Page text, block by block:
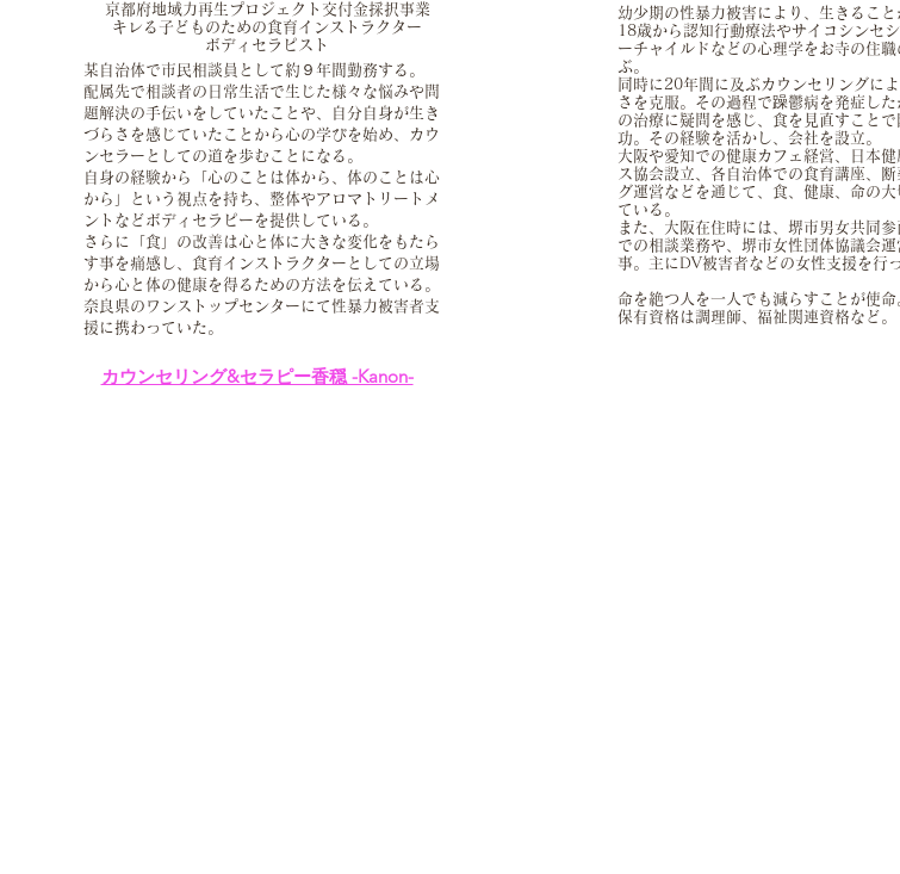
京都府地域力再生プロジェクト交付金採択事業
キレる子どものための食育インストラクター
ボディセラピスト
某自治体で市民相談員として約９年間勤務する。
配属先で相談者の日常生活で生じた様々な悩みや問
題解決の手伝いをしていたことや、自分自身が生き
づらさを感じていたことから心の学びを始め、カウ
ンセラーとしての道を歩むことになる。
自身の経験から「心のことは体から、体のことは心
から」という視点を持ち、整体やアロマトリートメ
ントなどボディセラピーを提供している。
さらに「食」の改善は心と体に大きな変化をもたら
す事を痛感し、食育インストラクターとしての立場
から心と体の健康を得るための方法を伝えている。
奈良県のワンストップセンターにて性暴力被害者支
援に携わっていた。
カウンセリング&セラピー香穏 -Kanon-
幼少期の性暴力被害により、生きること
18歳から認知行動療法やサイコシンセ
ーチャイルドなどの心理学をお寺の住職
ぶ。
同時に20年間に及ぶカウンセリングに
さを克服。その過程で躁鬱病を発症した
の治療に疑問を感じ、食を見直すことで
功。 その経験を活かし、会社を設立。
大阪や愛知での健康カフェ経営、日本
ス協会設立、各自治体での食育講座、断
グ運営などを通じて、食、健康、命の大
ている。
また、大阪在住時には、堺市男女共同
での相談業務や、堺市女性団体協議会運
事。主にDV被害者などの女性支援を行
命を絶つ人を一人でも減らすことが使命
保有資格は調理師、福祉関連資格など。